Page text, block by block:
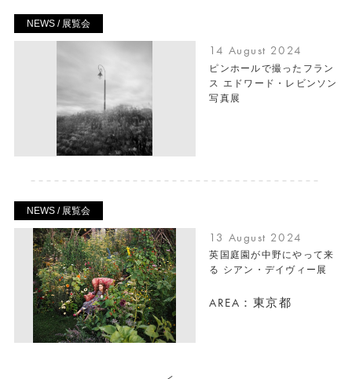
NEWS / 展覧会
14 August 2024
ピンホールで撮ったフラン
ス エドワード・レビンソン
写真展
NEWS / 展覧会
13 August 2024
英国庭園が中野にやって来
る シアン・デイヴィー展
AREA：東京都